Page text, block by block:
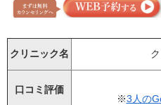
クリニック名
口コミ評価
※3人の